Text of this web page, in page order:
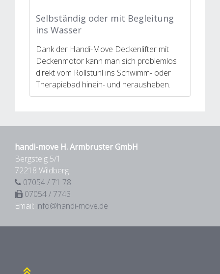
Selbständig oder mit Begleitung
ins Wasser
Dank der Handi-Move Deckenlifter mit
Deckenmotor kann man sich problemlos
direkt vom Rollstuhl ins Schwimm- oder
Therapiebad hinein- und herausheben.
handi-move H. Armbruster GmbH
Bergsteig 5/1
72218 Wildberg
07054 / 71 78
07054 / 7743
Email: info@handi-move.de